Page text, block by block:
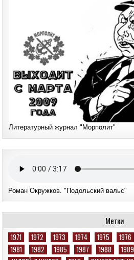
Литературный журнал "Морполит"
Роман Окружков. "Подольский вальс"
Метки
1971 1972 1973 1974 1975 1976
1981
1982 1985 1987 1988 1989